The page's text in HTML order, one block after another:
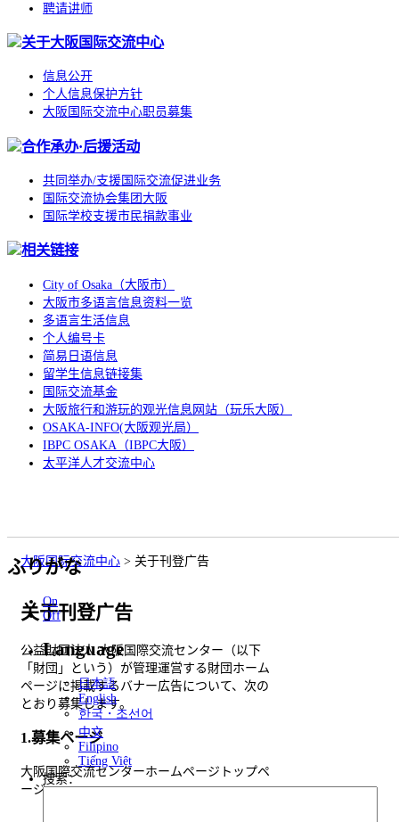
聘请讲师
关于大阪国际交流中心
信息公开
个人信息保护方针
大阪国际交流中心职员募集
合作承办·后援活动
共同举办/支援国际交流促进业务
国际交流协会集团大阪
国际学校支援市民捐款事业
相关链接
City of Osaka（大阪市）
大阪市多语言信息资料一览
多语言生活信息
个人编号卡
简易日语信息
留学生信息链接集
国际交流基金
大阪旅行和游玩的观光信息网站（玩乐大阪）
OSAKA-INFO(大阪观光局）
IBPC OSAKA（IBPC大阪）
太平洋人才交流中心
ふりがな
On
Off
Language
日本語
English
한국・조선어
中文
Filipino
Tiếng Việt
搜索：
大阪国际交流中心 > 关于刊登广告
关于刊登广告
公益財団法人 大阪国際交流センター（以下
「財団」という）が管理運営する財団ホーム
ページに掲載するバナー広告について、次の
とおり募集します。
1.募集ページ
大阪国際交流センターホームページトップペ
ージ